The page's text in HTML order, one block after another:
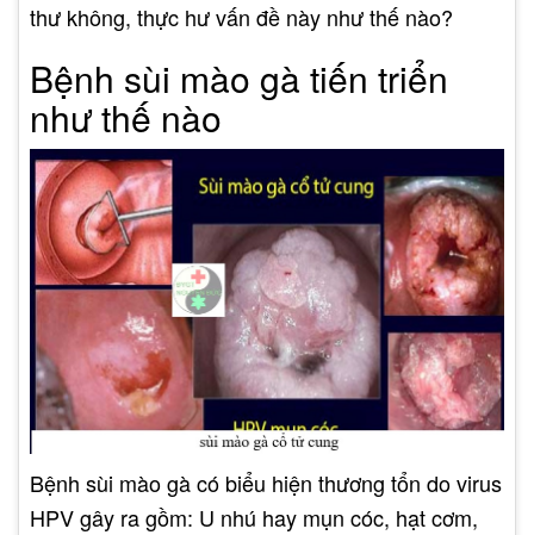
thư không, thực hư vấn đề này như thế nào?
Bệnh sùi mào gà tiến triển
như thế nào
Bệnh sùi mào gà có biểu hiện thương tổn do virus
HPV gây ra gồm: U nhú hay mụn cóc, hạt cơm,